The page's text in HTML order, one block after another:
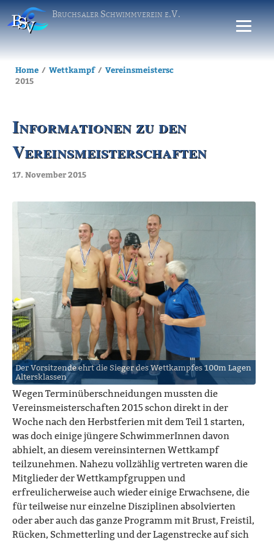
Bruchsaler Schwimmverein e.V.
Home Wettkampf Vereinsmeisterschaften
2015
Informationen zu den
Vereinsmeisterschaften
17. November 2015
Der Vorsitzende ehrt die Sieger des Wettkampfes 100m Lagen
Altersklassen
Wegen Terminüberschneidungen mussten die
Vereinsmeisterschaften 2015 schon direkt in der
Woche nach den Herbstferien mit dem Teil 1 starten,
was doch einige jüngere SchwimmerInnen davon
abhielt, an diesem vereinsinternen Wettkampf
teilzunehmen. Nahezu vollzählig vertreten waren die
Mitglieder der Wettkampfgruppen und
erfreulicherweise auch wieder einige Erwachsene, die
für teilweise nur einzelne Disziplinen absolvierten
oder aber auch das ganze Programm mit Brust, Freistil,
Rücken, Schmetterling und der Lagenstrecke auf sich